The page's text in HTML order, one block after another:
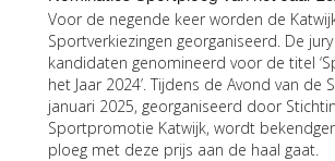
Voor de negende keer worden de
Sportverkiezingen georganiseerd. De
kandidaten genomineerd voor de titel
het Jaar 2024’. Tijdens de Avond van de
januari 2025, georganiseerd door
Sportpromotie Katwijk, wordt
ploeg met deze prijs aan de haal gaat.